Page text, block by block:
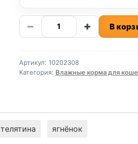
−
Количество
товара
(ЯГНЕНОК)
+ В
Артикул: 10202308
Категория: Влажные корма для
телятина ягнёнок